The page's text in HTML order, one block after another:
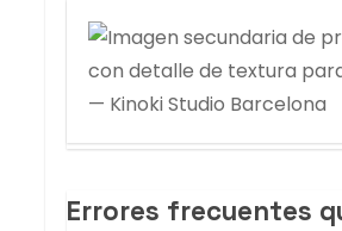
Errores frecuentes